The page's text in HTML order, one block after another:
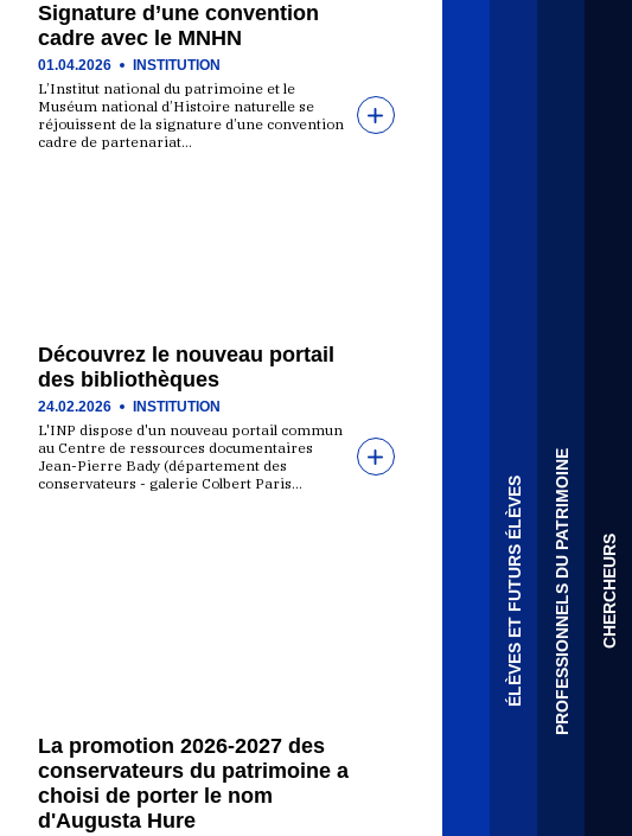
ÉLÈVES ET FUTURS ÉLÈVESPROFESSIONNELS DU PATRIMOINE CHERCHEURS
Signature d’une convention
cadre avec le MNHN
01.04.2026 INSTITUTION
L’Institut national du patrimoine et le
Muséum national d’Histoire naturelle se
réjouissent de la signature d’une convention
cadre de partenariat…
Découvrez le nouveau portail
des bibliothèques
24.02.2026 INSTITUTION
L'INP dispose d'un nouveau portail commun
au Centre de ressources documentaires
Jean-Pierre Bady (département des
conservateurs - galerie Colbert Paris…
La promotion 2026-2027 des
conservateurs du patrimoine a
choisi de porter le nom
d'Augusta Hure